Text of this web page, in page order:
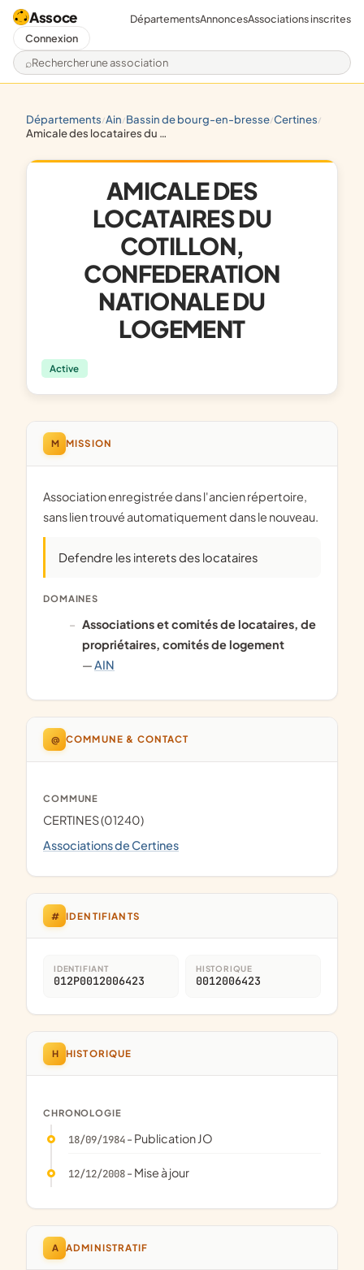
Assoce
Rechercher une association
DépartementsAnnoncesAssociations inscrites
Connexion
départements/ ain/ bassin de bourg-en-bresse/ certines/
amicale des locataires du cotillon, confederation nationale du logement
AMICALE DES
LOCATAIRES DU
COTILLON,
CONFEDERATION
NATIONALE DU
LOGEMENT
Active
M MISSION
Association enregistrée dans l'ancien répertoire,
sans lien trouvé automatiquement dans le nouveau.
Defendre les interets des locataires
DOMAINES
associations et comités de locataires, de
propriétaires, comités de logement
—AIN
@ COMMUNE & CONTACT
COMMUNE
CERTINES (01240)
Associations de Certines
# IDENTIFIANTS
IDENTIFIANT
012P0012006423
HISTORIQUE
0012006423
H HISTORIQUE
CHRONOLOGIE
18/09/1984- Publication JO
12/12/2008- Mise à jour
A ADMINISTRATIF